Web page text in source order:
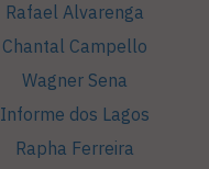
Rafael Alvarenga
Chantal Campello
Wagner Sena
Informe dos Lagos
Rapha Ferreira